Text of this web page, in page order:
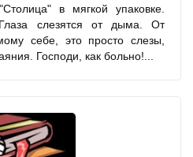
в мягкой упаковке.
слезятся от дыма. От
себе, это просто слезы,
Господи, как больно!...